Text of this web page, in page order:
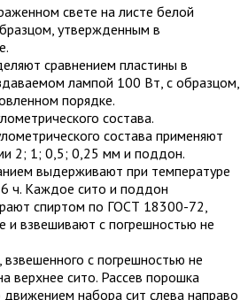
свете на листе белой
утвержденным в
сравнением пластины в
лампой 100 Вт, с образцом,
порядке.
состава.
состава применяют
2; 1; 0,5; 0,25 мм и поддон.
выдерживают при температуре
ч. Каждое сито и поддон
спиртом по ГОСТ 18300-72,
и взвешивают с погрешностью не
с погрешностью не
верхнее сито. Рассев порошка
набора сит слева направо